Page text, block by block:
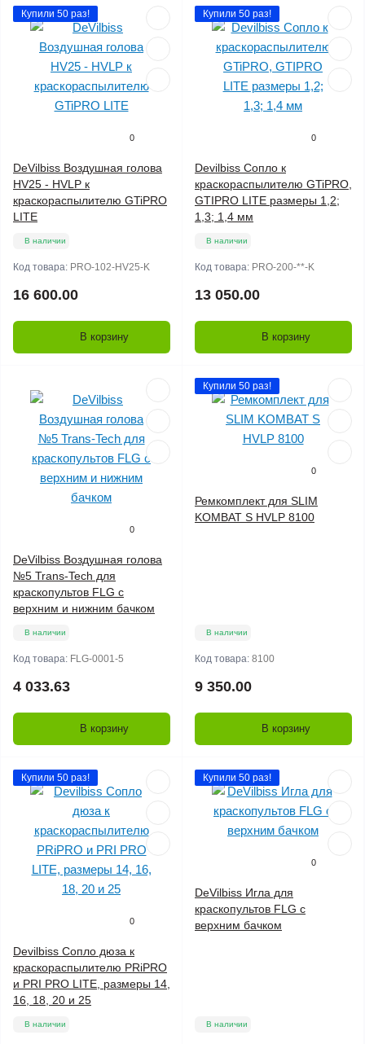
Купили 50 раз!
0
DeVilbiss Воздушная голова
HV25 - HVLP к
краскораспылителю GTiPRO
LITE
В наличии
Код товара: PRO-102-HV25-K
16 600.00
В корзину
Купили 50 раз!
0
Devilbiss Сопло к
краскораспылителю GTiPRO,
GTIPRO LITE размеры 1,2;
1,3; 1,4 мм
В наличии
Код товара: PRO-200-**-K
13 050.00
В корзину
0
DeVilbiss Воздушная голова
№5 Trans-Tech для
краскопультов FLG с
верхним и нижним бачком
В наличии
Код товара: FLG-0001-5
4 033.63
В корзину
Купили 50 раз!
0
Ремкомплект для SLIM
KOMBAT S HVLP 8100
В наличии
Код товара: 8100
9 350.00
В корзину
Купили 50 раз!
0
Devilbiss Сопло дюза к
краскораспылителю PRiPRO
и PRI PRO LITE, размеры 14,
16, 18, 20 и 25
В наличии
Купили 50 раз!
0
DeVilbiss Игла для
краскопультов FLG с
верхним бачком
В наличии